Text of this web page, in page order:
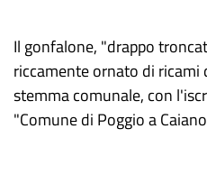
Il gonfalone, "drappo
riccamente ornato di
stemma comunale, con
"Comune di Poggio a